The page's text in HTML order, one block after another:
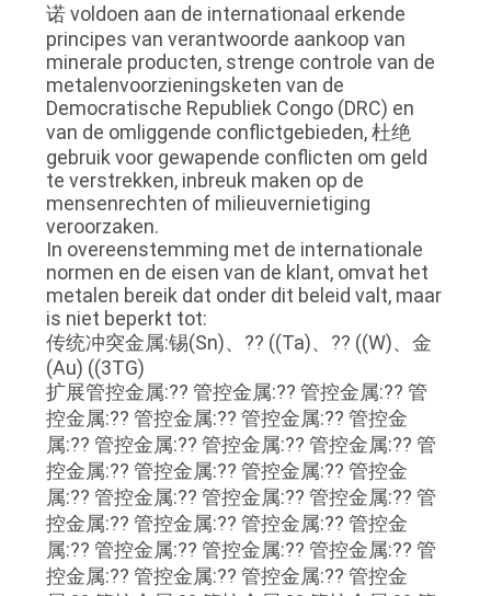
NIEUWS
VERZOEK
OM EEN
CITAAT
SITEMAP
PRIVACY
POLICY
诺 voldoen aan de internationaal erkende
principes van verantwoorde aankoop van
minerale producten, strenge controle van de
metalenvoorzieningsketen van de
Democratische Republiek Congo (DRC) en
van de omliggende conflictgebieden, 杜绝
gebruik voor gewapende conflicten om geld
te verstrekken, inbreuk maken op de
mensenrechten of milieuvernietiging
veroorzaken.
In overeenstemming met de internationale
normen en de eisen van de klant, omvat het
metalen bereik dat onder dit beleid valt, maar
is niet beperkt tot:
传统冲突金属:锡(Sn)、?? ((Ta)、?? ((W)、金
(Au) ((3TG)
扩展管控金属:?? 管控金属:?? 管控金属:?? 管
控金属:?? 管控金属:?? 管控金属:?? 管控金
属:?? 管控金属:?? 管控金属:?? 管控金属:?? 管
控金属:?? 管控金属:?? 管控金属:?? 管控金
属:?? 管控金属:?? 管控金属:?? 管控金属:?? 管
控金属:?? 管控金属:?? 管控金属:?? 管控金
属:?? 管控金属:?? 管控金属:?? 管控金属:?? 管
控金属:?? 管控金属:?? 管控金属:?? 管控金